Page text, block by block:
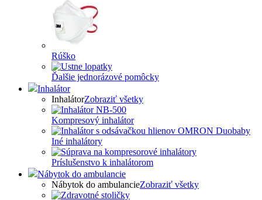
Rúško
Ďalšie jednorázové pomôcky
Inhalátor
InhalátorZobraziť všetky
Kompresový inhalátor
Iné inhalátory
Príslušenstvo k inhalátorom
Nábytok do ambulancie
Nábytok do ambulancieZobraziť všetky